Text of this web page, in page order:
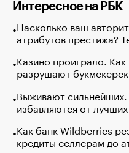
Интересное на РБК
Насколько ваш
атрибутов престижа?
Казино проиграло.
разрушают
Выживают
избавляются от
Как банк Wildberries
кредиты селлерам до